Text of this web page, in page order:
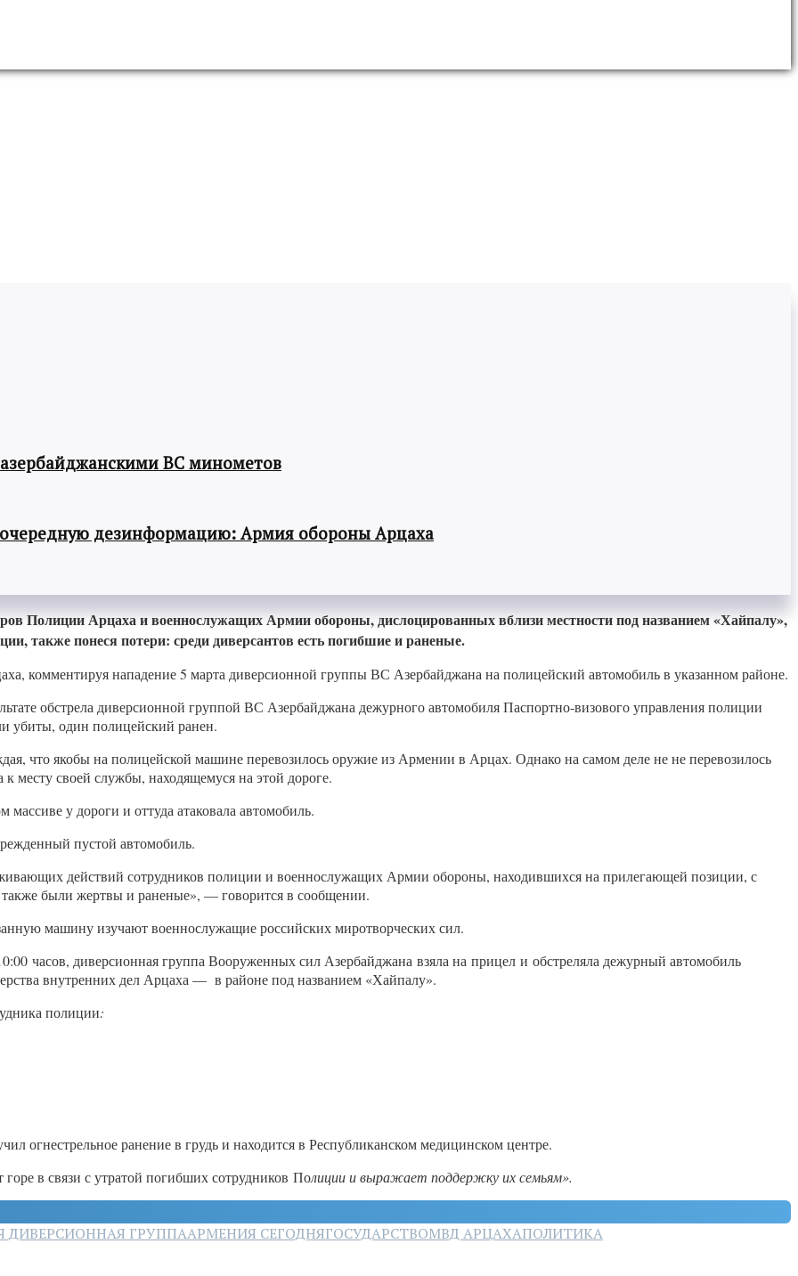
ВС минометов
дезинформацию: Армия обороны Арцаха
Полиции Арцаха и военнослужащих Армии обороны, дислоцированных вблизи местности под названием «Хайпалу»,
также понеся потери: среди диверсантов есть погибшие и раненые.
комментируя нападение 5 марта диверсионной группы ВС Азербайджана на полицейский автомобиль в указанном районе.
обстрела диверсионной группой ВС Азербайджана дежурного автомобиля Паспортно-визового управления полиции
убиты, один полицейский ранен.
что якобы на полицейской машине перевозилось оружие из Армении в Арцах. Однако на самом деле не не перевозилось
месту своей службы, находящемуся на этой дороге.
у дороги и оттуда атаковала автомобиль.
пустой автомобиль.
действий сотрудников полиции и военнослужащих Армии обороны, находившихся на прилегающей позиции, с
были жертвы и раненые», — говорится в сообщении.
машину изучают военнослужащие российских миротворческих сил.
часов, диверсионная группа Вооруженных сил Азербайджана взяла на прицел и обстреляла дежурный автомобиль
внутренних дел Арцаха — в районе под названием «Хайпалу».
полиции:
огнестрельное ранение в грудь и находится в Республиканском медицинском центре.
в связи с утратой погибших сотрудников Полиции и выражает поддержку их семьям».
ДИВЕРСИОННАЯ ГРУППААРМЕНИЯ СЕГОДНЯГОСУДАРСТВОМВД АРЦАХАПОЛИТИКА